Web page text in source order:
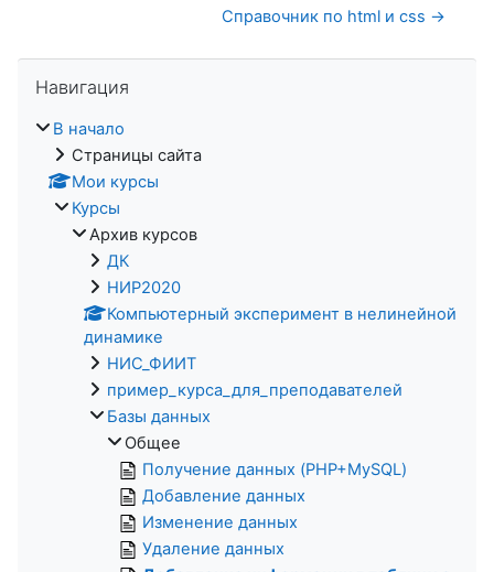
Справочник по html и css →
Навигация
В начало
Страницы сайта
Мои курсы
Курсы
Архив курсов
ДК
НИР2020
Компьютерный эксперимент в нелинейной
динамике
НИС_ФИИТ
пример_курса_для_преподавателей
Базы данных
Общее
Получение данных (PHP+MySQL)
Добавление данных
Изменение данных
Удаление данных